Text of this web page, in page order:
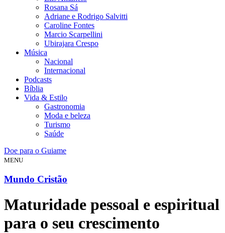
Rosana Sá
Adriane e Rodrigo Salvitti
Caroline Fontes
Marcio Scarpellini
Ubirajara Crespo
Música
Nacional
Internacional
Podcasts
Bíblia
Vida & Estilo
Gastronomia
Moda e beleza
Turismo
Saúde
Doe para o Guiame
MENU
Mundo Cristão
Maturidade pessoal e espiritual
para o seu crescimento